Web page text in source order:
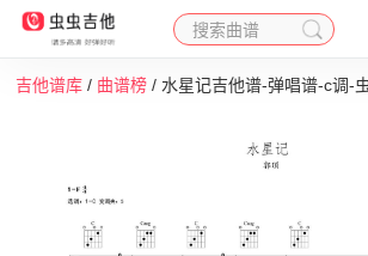
搜索曲谱
吉他谱库 / 曲谱榜 / 水星记吉他谱-弹唱谱-c调-